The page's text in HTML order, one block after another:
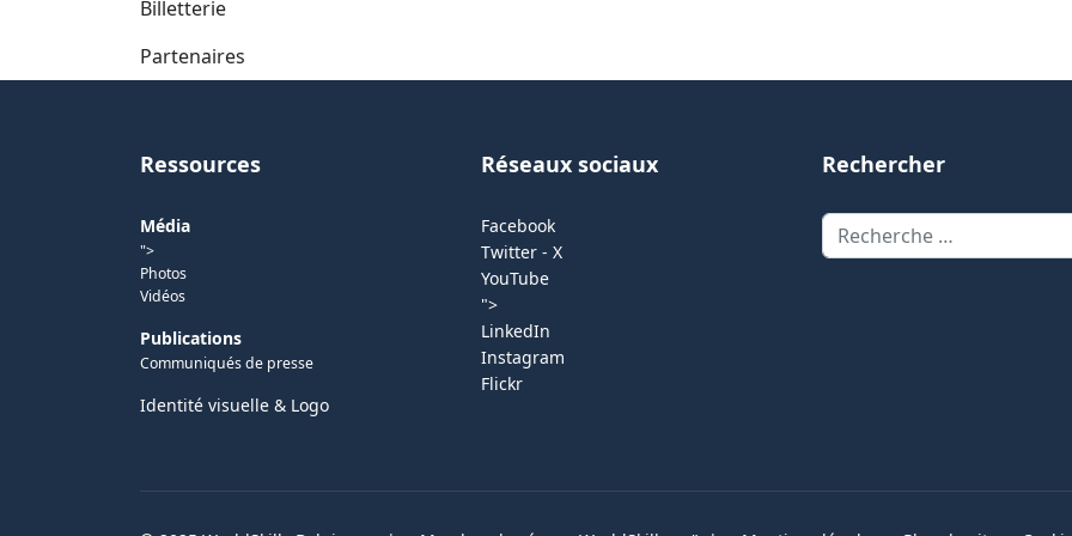
Billetterie
Partenaires
Ressources
Média
">
Photos
Vidéos
Publications
Communiqués de presse
Identité visuelle & Logo
Réseaux sociaux
Facebook
Twitter - X
YouTube
">
LinkedIn
Instagram
Flickr
Rechercher
Rechercher